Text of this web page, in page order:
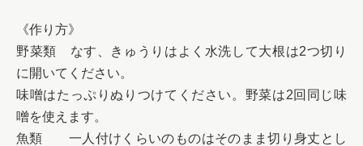
《作り方》
野菜類	なす、きゅうりはよく水洗して大根は2つ切り
に開いてください。
味噌はたっぷりぬりつけてください。野菜は2回同じ味
噌を使えます。
魚類	一人付けくらいのものはそのまま切り身丈とし